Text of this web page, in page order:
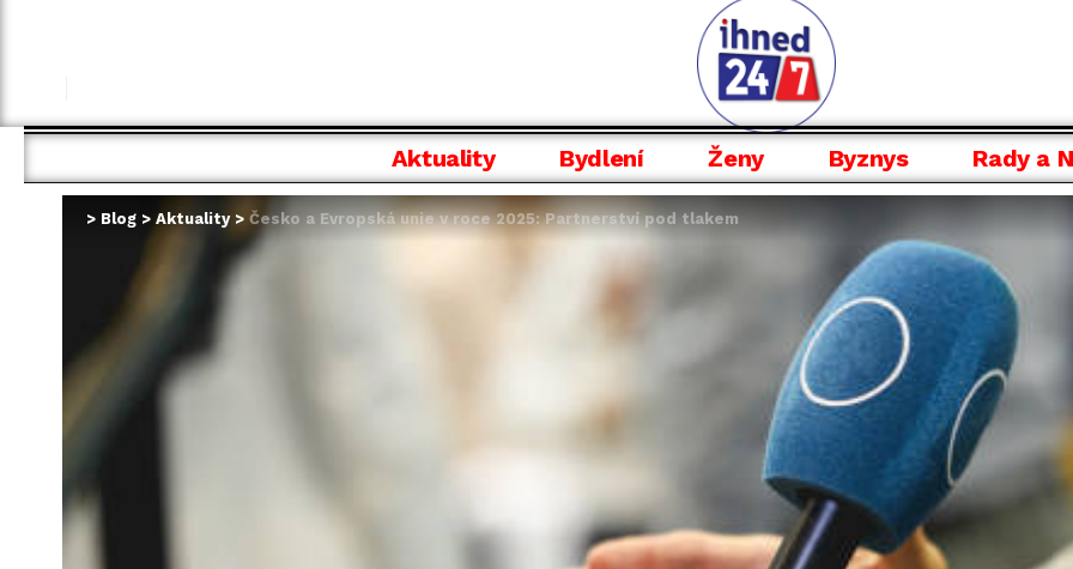
Aktuality Bydlení Ženy Byznys Rady a
> Blog > Aktuality> Česko a Evropská unie v roce 2025: Partnerství pod tlakem